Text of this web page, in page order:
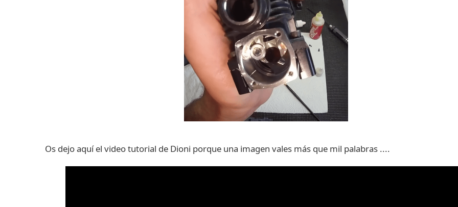
Os dejo aquí el video tutorial de Dioni porque una imagen vales más que mil palabras ....